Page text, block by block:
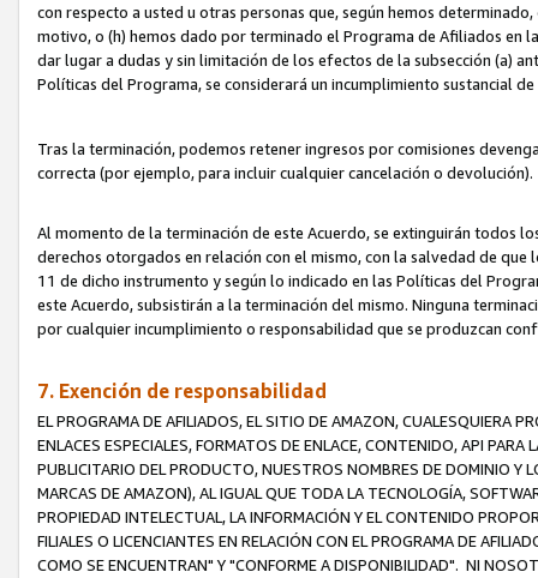
con respecto a usted u otras personas que, según hemos
motivo, o (h) hemos dado por terminado el Programa de Afiliados en
dar lugar a dudas y sin limitación de los efectos de la subsección (a)
Políticas del Programa, se considerará un incumplimiento sustancial
Tras la terminación, podemos retener ingresos por comisiones
correcta (por ejemplo, para incluir cualquier cancelación o devolución).
Al momento de la terminación de este Acuerdo, se extinguirán todos
derechos otorgados en relación con el mismo, con la salvedad de
11 de dicho instrumento y según lo indicado en las Políticas del
este Acuerdo, subsistirán a la terminación del mismo. Ninguna
por cualquier incumplimiento o responsabilidad que se produzcan
7. Exención de responsabilidad
EL PROGRAMA DE AFILIADOS, EL SITIO DE AMAZON, CUALESQUIERA
ENLACES ESPECIALES, FORMATOS DE ENLACE, CONTENIDO, API
PUBLICITARIO DEL PRODUCTO, NUESTROS NOMBRES DE DOMINIO Y
MARCAS DE AMAZON), AL IGUAL QUE TODA LA TECNOLOGÍA,
PROPIEDAD INTELECTUAL, LA INFORMACIÓN Y EL CONTENIDO
FILIALES O LICENCIANTES EN RELACIÓN CON EL PROGRAMA DE
COMO SE ENCUENTRAN" Y "CONFORME A DISPONIBILIDAD". NI